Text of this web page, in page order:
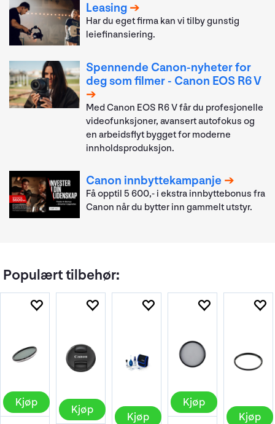
Leasing
Har du eget firma kan vi tilby gunstig
leiefinansiering.
Spennende Canon-nyheter for
deg som filmer - Canon EOS R6 V
Med Canon EOS R6 V får du profesjonelle
videofunksjoner, avansert autofokus og
en arbeidsflyt bygget for moderne
innholdsproduksjon.
Canon innbyttekampanje
Få opptil 5 600,- i ekstra innbyttebonus fra
Canon når du bytter inn gammelt utstyr.
Populært tilbehør:
Kjøp
Kjøp
Kjøp
Kjøp
Kjøp